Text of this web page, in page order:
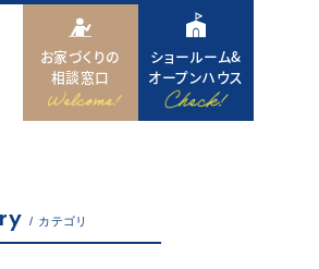
お家づくりの
相談窓口
ショールーム&
オープンハウス
カテゴリ